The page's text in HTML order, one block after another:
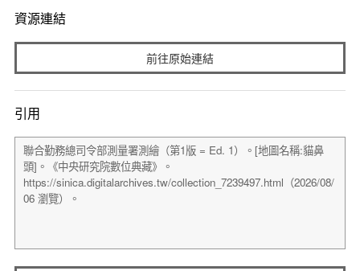
資源連結
前往原始連結
引用